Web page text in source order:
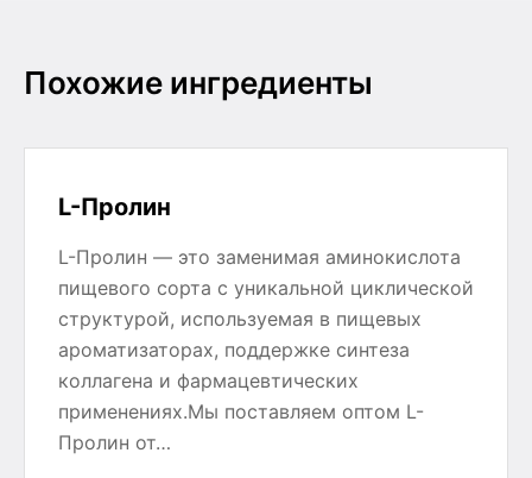
Похожие ингредиенты
L-Пролин
L-Пролин — это заменимая аминокислота
пищевого сорта с уникальной циклической
структурой, используемая в пищевых
ароматизаторах, поддержке синтеза
коллагена и фармацевтических
применениях.Мы поставляем оптом L-
Пролин от…